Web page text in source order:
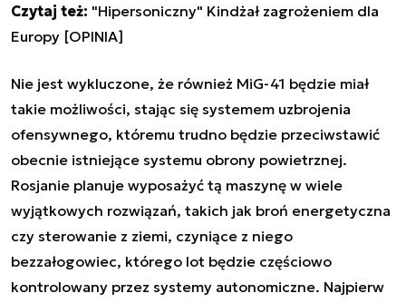
Czytaj też: "Hipersoniczny" Kindżał zagrożeniem dla
Europy [OPINIA]
Nie jest wykluczone, że również MiG-41 będzie miał
takie możliwości, stając się systemem uzbrojenia
ofensywnego, któremu trudno będzie przeciwstawić
obecnie istniejące systemu obrony powietrznej.
Rosjanie planuje wyposażyć tą maszynę w wiele
wyjątkowych rozwiązań, takich jak broń energetyczna
czy sterowanie z ziemi, czyniące z niego
bezzałogowiec, którego lot będzie częściowo
kontrolowany przez systemy autonomiczne. Najpierw